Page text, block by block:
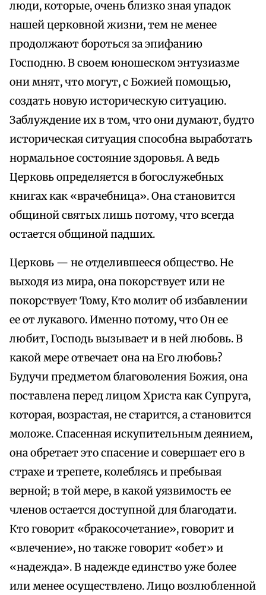
люди, которые, очень близко зная упадок
нашей церковной жизни, тем не менее
продолжают бороться за эпифанию
Господню. В своем юношеском энтузиазме
они мнят, что могут, с Божией помощью,
создать новую историческую ситуацию.
Заблуждение их в том, что они думают, будто
историческая ситуация способна выработать
нормальное состояние здоровья. А ведь
Церковь определяется в богослужебных
книгах как «врачебница». Она становится
общиной святых лишь потому, что всегда
остается общиной падших.
Церковь — не отделившееся общество. Не
выходя из мира, она покорствует или не
покорствует Тому, Кто молит об избавлении
ее от лукавого. Именно потому, что Он ее
любит, Господь вызывает и в ней любовь. В
какой мере отвечает она на Его любовь?
Будучи предметом благоволения Божия, она
поставлена перед лицом Христа как Супруга,
которая, возрастая, не старится, а становится
моложе. Спасенная искупительным деянием,
она обретает это спасение и совершает его в
страхе и трепете, колеблясь и пребывая
верной; в той мере, в какой уязвимость ее
членов остается доступной для благодати.
Кто говорит «бракосочетание», говорит и
«влечение», но также говорит «обет» и
«надежда». В надежде единство уже более
или менее осуществлено. Лицо возлюбленной